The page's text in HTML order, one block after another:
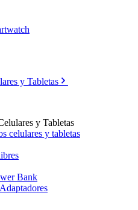
y Tabletas
y Tabletas
celulares y tabletas
Bank